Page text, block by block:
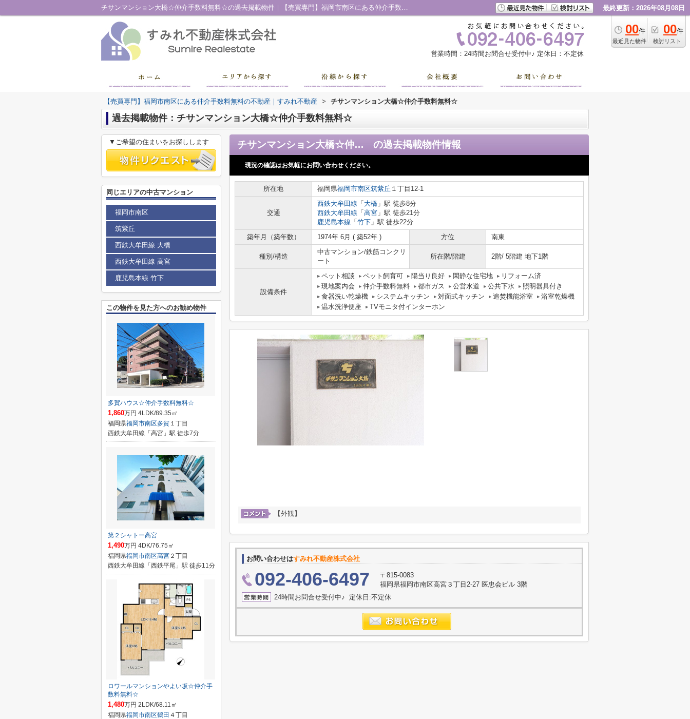
チサンマンション大橋☆仲介手数料無料☆の過去掲載物件｜【売買専門】福岡市南区にある仲介手数料無料の不動産｜すみれ不動産 最終更新：2026年08月08日
00件
最近見た物件
00件
検討リスト
営業時間：24時間お問合せ受付中♪ 定休日：不定休
【売買専門】福岡市南区にある仲介手数料無料の不動産｜すみれ不動産 > チサンマンション大橋☆仲介手数料無料☆
過去掲載物件：チサンマンション大橋☆仲介手数料無料☆
チサンマンション大橋☆仲介手数料無料☆ の過去掲載物件情報
現況の確認はお気軽にお問い合わせください。
所在地 福岡県福岡市南区筑紫丘 １丁目12-1
交通
西鉄大牟田線 「 大橋 」駅 徒歩8分
西鉄大牟田線 「 高宮 」駅 徒歩21分
鹿児島本線 「 竹下 」駅 徒歩22分
築年月（築年数）
1974年 6月 ( 築52年 ) 方位 南東
種別/構造
中古マンション/鉄筋コンクリ
ート
所在階/階建 2階/ 5階建 地下1階
設備条件
ペット相談 ペット飼育可 陽当り良好 閑静な住宅地
リフォーム済
現地案内会
仲介手数料無料 都市ガス 公営水道 公共下水
照明器具付き
食器洗い乾燥機
システムキッチン 対面式キッチン 追焚機能浴室
浴室乾燥機
温水洗浄便座
TVモニタ付インターホン
【外観】
お問い合わせはすみれ不動産株式会社
092-406-6497
〒815-0083
福岡県福岡市南区高宮３丁目2-27 医忠会ビル 3階
24時間お問合せ受付中♪ 定休日:不定休
▼ご希望の住まいをお探しします
同じエリアの中古マンション
福岡市南区
筑紫丘
西鉄大牟田線 大橋
西鉄大牟田線 高宮
鹿児島本線 竹下
この物件を見た方へのお勧め物件
多賀ハウス☆仲介手数料無料☆
1,860万円 4LDK/89.35㎡
福岡県福岡市南区多賀 １丁目
西鉄大牟田線「高宮」駅 徒歩7分
第２シャトー高宮
1,490万円 4DK/76.75㎡
福岡県福岡市南区高宮 ２丁目
西鉄大牟田線「西鉄平尾」駅 徒歩11分
ロワールマンションやよい坂☆仲介手
数料無料☆
1,480万円 2LDK/68.11㎡
福岡県福岡市南区鶴田 ４丁目